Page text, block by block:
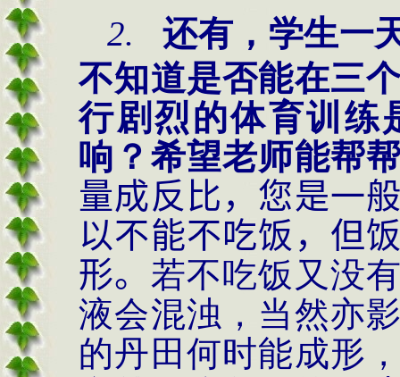
2.
还有，学生一
不知道是否能在三
行剧烈的体育训练
响？希望老师能帮
量成反比，您是一
以不能不吃饭，但
形。 若不吃饭又没
液会混浊，当然亦
的丹田何时能成形